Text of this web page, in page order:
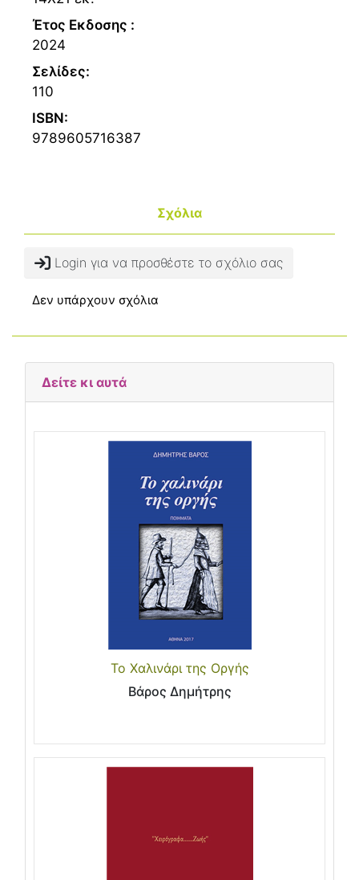
Έτος Εκδοσης :
2024
Σελίδες:
110
ISBN:
9789605716387
Σχόλια
Login για να προσθέστε το σχόλιο σας
Δεν υπάρχουν σχόλια
Δείτε κι αυτά
Το Χαλινάρι της Οργής
Βάρος Δημήτρης